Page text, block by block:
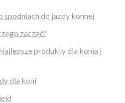
do jazdy konnej
zacząć?
produkty dla konia i
dla koni